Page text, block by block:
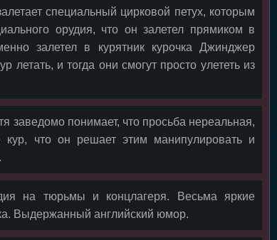
специальный цирковой петух, которым
орудия, что он залетел прямиком в
залетел в курятник курочка Джинджер
летать, и тогда они смогут просто улететь из
заведомо понимает, что просьба нереальная,
что он решает этим манипулировать и
на тюрьмы и концлагеря. Весьма яркие
Выдержанный английский юмор.